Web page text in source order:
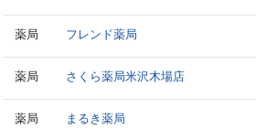
薬局 フレンド薬局
薬局 さくら薬局米沢木場店
薬局 まるき薬局